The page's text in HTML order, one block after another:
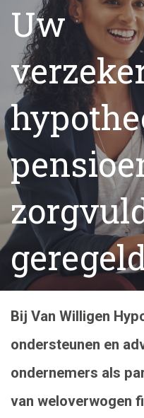
Uw
Bij Van Willigen
ondersteunen en
ondernemers als
van weloverwogen